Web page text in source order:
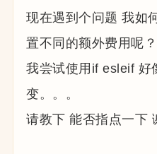
现在遇到个问题 我如
置不同的额外费用呢？
我尝试使用if esleif 好
变。。。
请教下 能否指点一下